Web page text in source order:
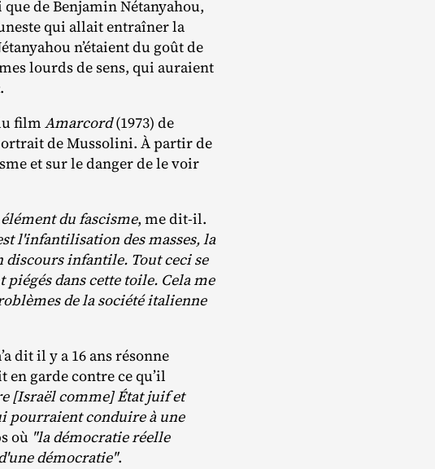
de Benjamin Nétanyahou,
qui allait entraîner la
n’étaient du goût de
lourds de sens, qui auraient
.
film Amarcord(1973) de
de Mussolini. À partir de
et sur le danger de le voir
du fascisme, me dit‐​il.
l'infantilisation des masses, la
infantile. Tout ceci se
dans cette toile. Cela me
de la société italienne
dit il y a 16 ans résonne
garde contre ce qu’il
[Israël comme] État juif et
pourraient conduire à une
où "la démocratie réelle
démocratie".